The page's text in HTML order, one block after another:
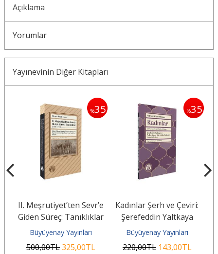
Açıklama
Yorumlar
Yayınevinin Diğer Kitapları
%35
II. Meşrutiyet’ten Sevr’e
Giden Süreç: Tanıklıklar
(1908–1920)
Büyüyenay Yayınları
500,00TL325,00TL
%35
Kadınlar Şerh ve Çeviri:
Şerefeddin Yaltkaya
Büyüyenay Yayınları
220,00TL 143,00TL